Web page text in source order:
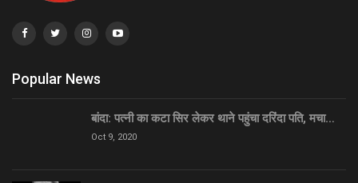
Popular News
बांदा: पत्नी का कटा सिर लेकर थाने पहुंचा दरिंदा पति, मचा…
Oct 9, 2020